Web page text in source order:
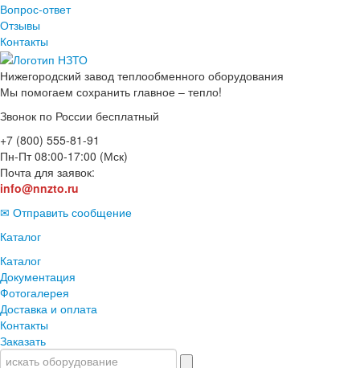
Вопрос-ответ
Отзывы
Контакты
Нижегородский завод теплообменного оборудования
Мы помогаем сохранить главное – тепло!
Звонок по России бесплатный
+7 (800) 555-81-91
Пн-Пт 08:00-17:00 (Мск)
Почта для заявок:
info@nnzto.ru
✉ Отправить сообщение
Каталог
Каталог
Документация
Фотогалерея
Доставка и оплата
Контакты
Заказать